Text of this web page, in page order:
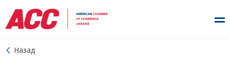
Назад